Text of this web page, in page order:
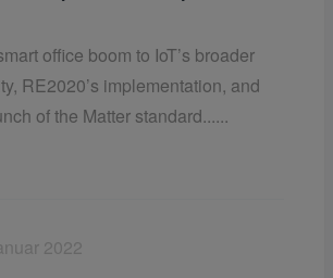
office boom to IoT’s broader
RE2020’s implementation, and
of the Matter standard......
2022